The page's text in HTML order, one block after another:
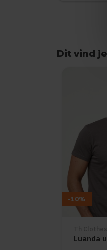
Dit vind
-10%
Luanda